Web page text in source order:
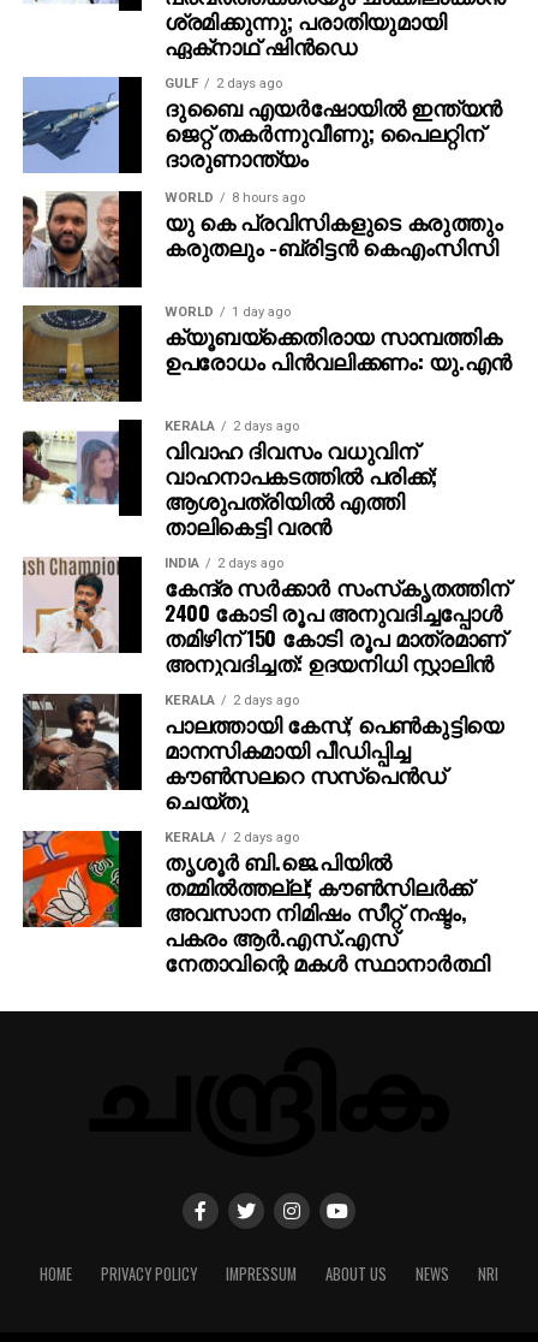
പരിഗണിച്ചത്. മമ്മൂട്ടി കമ്പനി നിര്‍മിച്ച ‘കളങ്കാവല്‍’
നവംബര്‍ 27ന് തീയേറ്ററുകളില്‍ റിലീസ് ചെയ്യും.
ശ്രമിക്കുന്നു; പരാതിയുമായി
ഏക്‌നാഥ് ഷിന്‍ഡെ
GULF 2 days ago
ദുബൈ എയര്‍ഷോയില്‍ ഇന്ത്യന്‍
ജെറ്റ് തകര്‍ന്നുവീണു; പൈലറ്റിന്
ദാരുണാന്ത്യം
WORLD 8 hours ago
യു കെ പ്രവിസികളുടെ കരുത്തും
കരുതലും -ബ്രിട്ടൻ കെഎംസിസി
WORLD 1 day ago
ക്യൂബയ്ക്കെതിരായ സാമ്പത്തിക
ഉപരോധം പിന്‍വലിക്കണം: യു.എന്‍
KERALA 2 days ago
വിവാഹ ദിവസം വധുവിന്
വാഹനാപകടത്തില്‍ പരിക്ക്;
ആശുപത്രിയില്‍ എത്തി
താലികെട്ടി വരന്‍
INDIA 2 days ago
കേന്ദ്ര സര്‍ക്കാര്‍ സംസ്‌കൃതത്തിന്
2400 കോടി രൂപ അനുവദിച്ചപ്പോള്‍
തമിഴിന് 150 കോടി രൂപ മാത്രമാണ്
അനുവദിച്ചത്: ഉദയനിധി സ്റ്റാലിന്‍
KERALA 2 days ago
പാലത്തായി കേസ്; പെൺകുട്ടിയെ
മാനസികമായി പീഡിപ്പിച്ച
കൗൺസലറെ സസ്പെൻഡ്
ചെയ്തു
KERALA 2 days ago
തൃശൂര്‍ ബി.ജെ.പിയില്‍
തമ്മില്‍ത്തല്ല്; കൗണ്‍സിലര്‍ക്ക്
അവസാന നിമിഷം സീറ്റ് നഷ്ടം,
പകരം ആര്‍.എസ്.എസ്
നേതാവിന്റെ മകള്‍ സ്ഥാനാര്‍ത്ഥി
HOME PRIVACY POLICY IMPRESSUM ABOUT US NEWS NRI